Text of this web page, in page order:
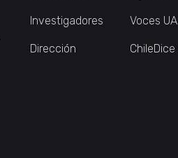
Investigadores
Dirección
Voces
ChileDice